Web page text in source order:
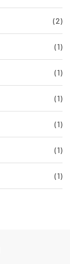
(2)
(1)
(1)
(1)
(1)
(1)
(1)